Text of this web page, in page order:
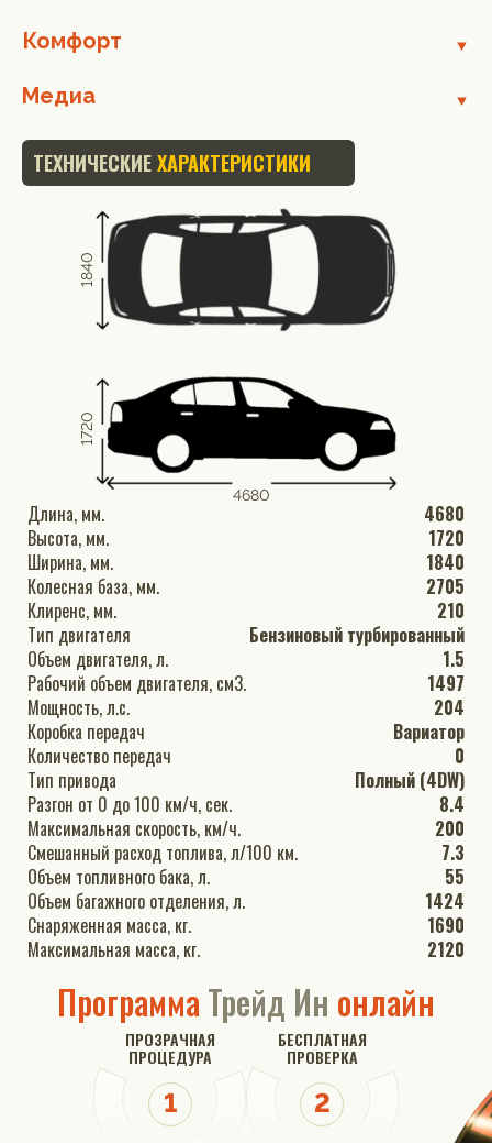
Комфорт
Медиа
ТЕХНИЧЕСКИЕХАРАКТЕРИСТИКИ
4680
1720
1840
Длина, мм.
4680
Высота, мм.
1720
Ширина, мм.
1840
Колесная база, мм.
2705
Клиренс, мм.
210
Тип двигателя
Бензиновый турбированный
Объем двигателя, л.
1.5
Рабочий объем двигателя, см3.
1497
Мощность, л.с.
204
Коробка передач
Вариатор
Количество передач
0
Тип привода
Полный (4DW)
Разгон от 0 до 100 км/ч, сек.
8.4
Максимальная скорость, км/ч.
200
Смешанный расход топлива, л/100 км.
7.3
Объем топливного бака, л.
55
Объем багажного отделения, л.
1424
Снаряженная масса, кг.
1690
Максимальная масса, кг.
2120
ПрограммаТрейд Ин онлайн
ПРОЗРАЧНАЯ
ПРОЦЕДУРА
БЕСПЛАТНАЯ
ПРОВЕРКА